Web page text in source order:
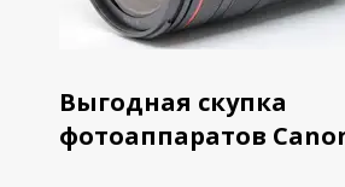
Выгодная скупка
фотоаппаратов Canon